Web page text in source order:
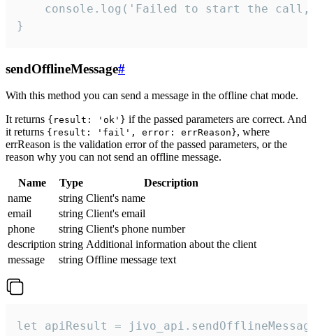
console.log('Failed to start the
}
sendOfflineMessage#
With this method you can send a message in the offline chat mode.
It returns {result: 'ok'} if the passed parameters are correct. And
it returns {result: 'fail', error: errReason}, where
errReason is the validation error of the passed parameters, or the
reason why you can not send an offline message.
Name Type
Description
name
string Client's name
email
string Client's email
phone
string Client's phone number
description string Additional information about the client
message
string Offline message text
let apiResult =